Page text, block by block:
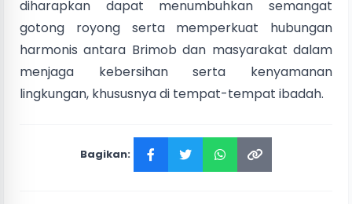
diharapkan dapat menumbuhkan semangat
gotong royong serta memperkuat hubungan
harmonis antara Brimob dan masyarakat dalam
menjaga kebersihan serta kenyamanan
lingkungan, khususnya di tempat-tempat ibadah.
Bagikan: